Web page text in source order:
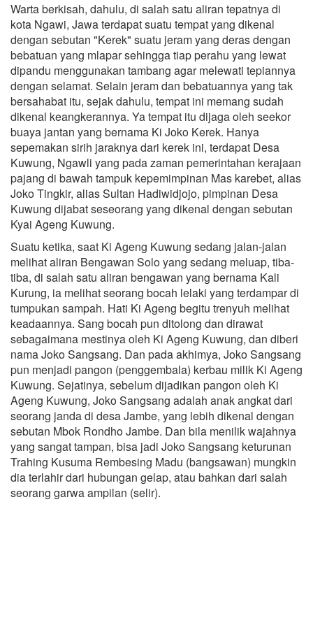
Warta berkisah, dahulu, di salah satu aliran tepatnya di
kota Ngawi, Jawa terdapat suatu tempat yang dikenal
dengan sebutan "Kerek" suatu jeram yang deras dengan
bebatuan yang mlapar sehingga tiap perahu yang lewat
dipandu menggunakan tambang agar melewati tepiannya
dengan selamat. Selain jeram dan bebatuannya yang tak
bersahabat itu, sejak dahulu, tempat ini memang sudah
dikenal keangkerannya. Ya tempat itu dijaga oleh seekor
buaya jantan yang bernama Ki Joko Kerek. Hanya
sepemakan sirih jaraknya dari kerek ini, terdapat Desa
Kuwung, Ngawli yang pada zaman pemerintahan kerajaan
pajang di bawah tampuk kepemimpinan Mas karebet, alias
Joko Tingkir, alias Sultan Hadiwidjojo, pimpinan Desa
Kuwung dijabat seseorang yang dikenal dengan sebutan
Kyai Ageng Kuwung.
Suatu ketika, saat Ki Ageng Kuwung sedang jalan-jalan
melihat aliran Bengawan Solo yang sedang meluap, tiba-
tiba, di salah satu aliran bengawan yang bernama Kali
Kurung, ia melihat seorang bocah lelaki yang terdampar di
tumpukan sampah. Hati Ki Ageng begitu trenyuh melihat
keadaannya. Sang bocah pun ditolong dan dirawat
sebagaimana mestinya oleh Ki Ageng Kuwung, dan diberi
nama Joko Sangsang. Dan pada akhimya, Joko Sangsang
pun menjadi pangon (penggembala) kerbau milik Ki Ageng
Kuwung. Sejatinya, sebelum dijadikan pangon oleh Ki
Ageng Kuwung, Joko Sangsang adalah anak angkat dari
seorang janda di desa Jambe, yang lebih dikenal dengan
sebutan Mbok Rondho Jambe. Dan bila menilik wajahnya
yang sangat tampan, bisa jadi Joko Sangsang keturunan
Trahing Kusuma Rembesing Madu (bangsawan) mungkin
dia terlahir dari hubungan gelap, atau bahkan dari salah
seorang garwa ampilan (selir).